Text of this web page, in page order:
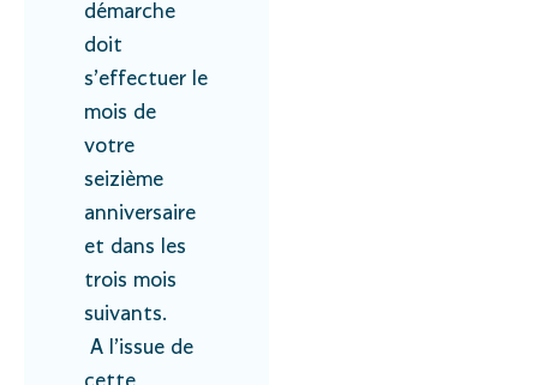
démarche
doit
s’effectuer le
mois de
votre
seizième
anniversaire
et dans les
trois mois
suivants.
A l’issue de